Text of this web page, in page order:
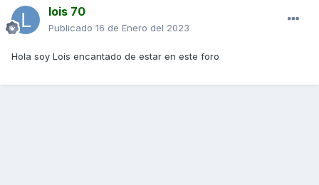
lois 70
Publicado 16 de Enero del 2023
Hola soy Lois encantado de estar en este foro